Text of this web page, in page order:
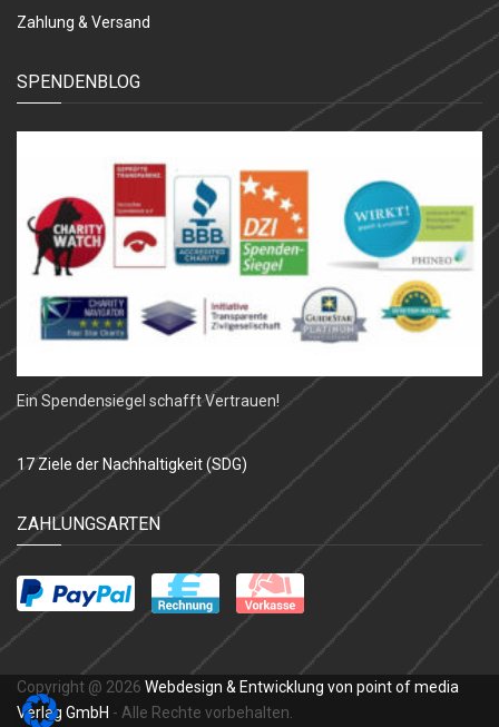
Zahlung & Versand
SPENDENBLOG
Ein Spendensiegel schafft Vertrauen!
17 Ziele der Nachhaltigkeit (SDG)
ZAHLUNGSARTEN
Copyright @ 2026 Webdesign & Entwicklung von point of media
Verlag GmbH - Alle Rechte vorbehalten.